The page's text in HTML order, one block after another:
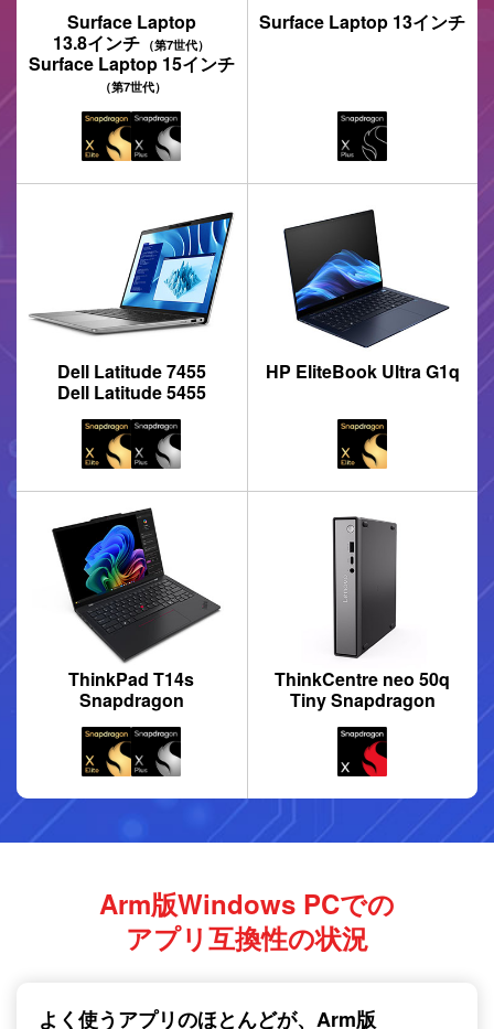
Surface Laptop
13.8インチ （第7世代）
Surface Laptop 15インチ
（第7世代）
Surface Laptop 13インチ
Dell Latitude 7455
Dell Latitude 5455
HP EliteBook Ultra G1q
ThinkPad T14s
Snapdragon
ThinkCentre neo 50q
Tiny Snapdragon
Arm版Windows PCでの
アプリ互換性の状況
よく使うアプリのほとんどが、 Arm版